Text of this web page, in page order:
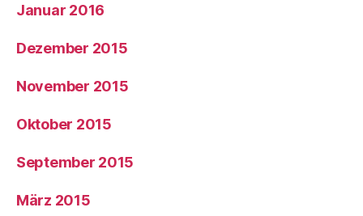
Januar 2016
Dezember 2015
November 2015
Oktober 2015
September 2015
März 2015